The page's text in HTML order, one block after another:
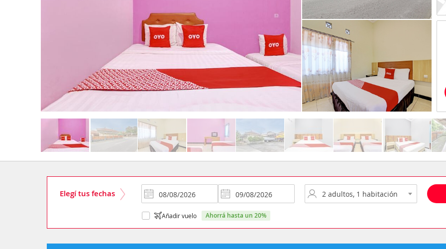
Elegí tus fechas
Añadir vuelo ahorrá hasta un 20%